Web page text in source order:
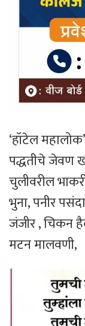
‘हॉटेल
पद्धतीचे जेवण
चुलीवरील
भुना, पनीर
जंजीर , चिकन
मटन मालवणी,